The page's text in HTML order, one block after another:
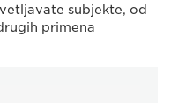
subjekte, od
primena